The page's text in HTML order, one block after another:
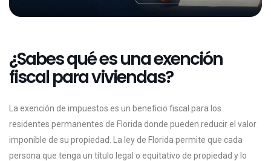
¿Sabes qué es una exención
fiscal para viviendas?
La exención de impuestos es un beneficio fiscal para los
residentes permanentes de Florida donde pueden reducir el valor
imponible de su propiedad. La ley de Florida permite que cada
persona que tenga un título legal o equitativo de propiedad y lo